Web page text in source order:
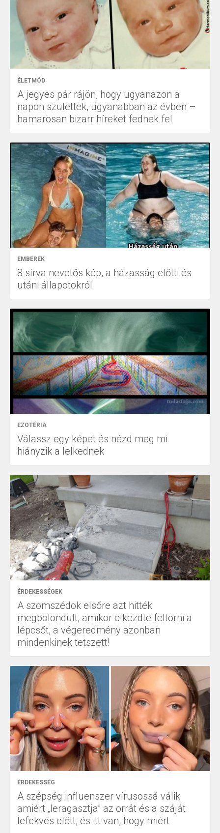
ÉLETMÓD
A jegyes pár rájön, hogy ugyanazon a
napon születtek, ugyanabban az évben –
hamarosan bizarr híreket fednek fel
EMBEREK
8 sírva nevetős kép, a házasság előtti és
utáni állapotokról
EZOTÉRIA
Válassz egy képet és nézd meg mi
hiányzik a lelkednek
ÉRDEKESSÉGEK
A szomszédok elsőre azt hitték
megbolondult, amikor elkezdte feltörni a
lépcsőt, a végeredmény azonban
mindenkinek tetszett!
ÉRDEKESSÉG
A szépség influenszer vírusossá válik
amiért „leragasztja” az orrát és a száját
lefekvés előtt, és itt van, hogy miért